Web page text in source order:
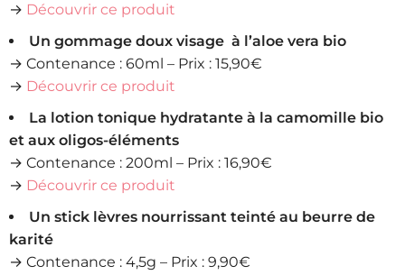
→ Découvrir ce produit
Un gommage doux visage à l’aloe vera bio
→ Contenance : 60ml – Prix : 15,90€
→ Découvrir ce produit
La lotion tonique hydratante à la camomille bio
et aux oligos-éléments
→ Contenance : 200ml – Prix : 16,90€
→ Découvrir ce produit
Un stick lèvres nourrissant teinté au beurre de
karité
→ Contenance : 4,5g – Prix : 9,90€